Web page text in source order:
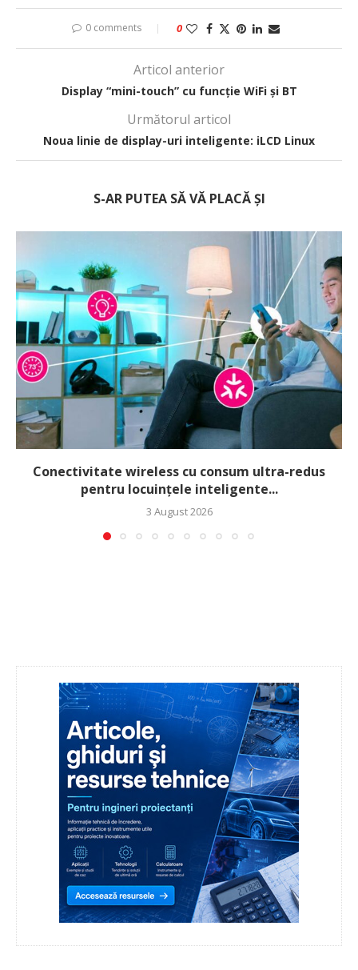
0 comments 0
Articol anterior
Display “mini-touch” cu funcție WiFi și BT
Următorul articol
Noua linie de display-uri inteligente: iLCD Linux
S-AR PUTEA SĂ VĂ PLACĂ ȘI
Conectivitate wireless cu consum ultra-redus
pentru locuințele inteligente...
3 August 2026